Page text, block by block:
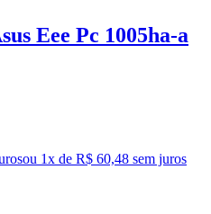
Eee Pc 1005ha-a
ou 1x de R$ 60,48 sem juros